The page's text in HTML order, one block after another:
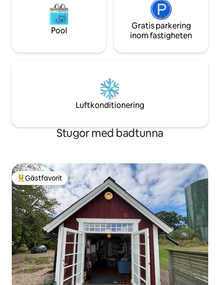
Pool
Gratis parkering
inom fastigheten
Luftkonditionering
Stugor med badtunna
Populär gästfavorit
Gästfavorit